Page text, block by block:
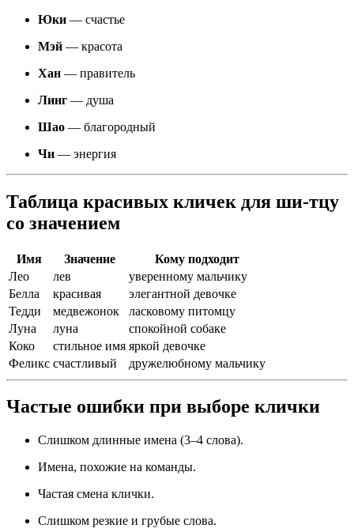
Юки — счастье
Мэй — красота
Хан — правитель
Линг — душа
Шао — благородный
Чи — энергия
Таблица красивых кличек для ши-тцу
со значением
Имя Значение
Кому подходит
Лео
лев
уверенному мальчику
Белла
красивая
элегантной девочке
Тедди
медвежонок
ласковому питомцу
Луна
луна
спокойной собаке
Коко
стильное имя яркой девочке
Феликс счастливый дружелюбному мальчику
Частые ошибки при выборе клички
Слишком длинные имена (3–4 слова).
Имена, похожие на команды.
Частая смена клички.
Слишком резкие и грубые слова.